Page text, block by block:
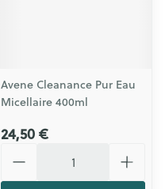
Avene Cleanance Pur Eau
Micellaire 400ml
24,50 €